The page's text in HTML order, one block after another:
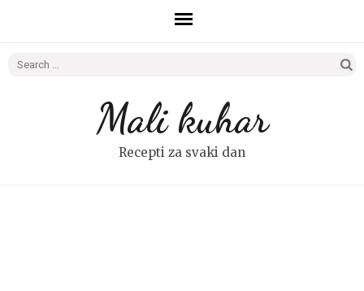
Search
Mali kuhar
Recepti za svaki dan